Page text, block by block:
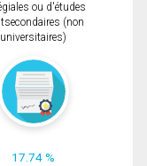
ou d'études
(non
universitaires)
17.74 %